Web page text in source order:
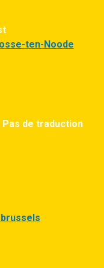
ten-Noode
Pas de traduction